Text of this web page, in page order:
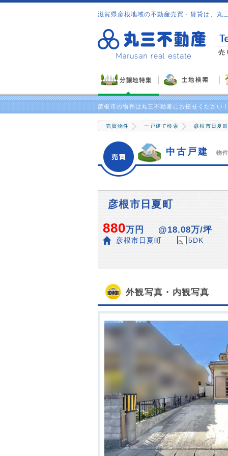
滋賀県彦根地域の不動産売買・賃貸は、丸
物件満載の情報誌をプレゼント！ 売
彦根市の物件は丸三不動産にお任せください
売買物件 一戸建て検索 彦根市日夏町
中古戸建 物
彦根市日夏町
880万円 @18.08万/坪
彦根市日夏町 5DK
外観写真・内観写真